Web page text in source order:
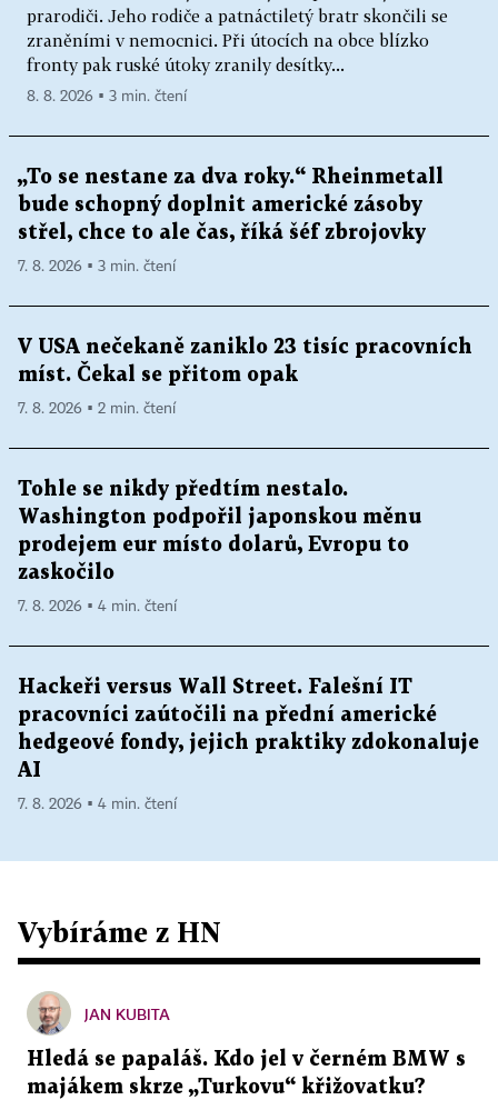
prarodiči. Jeho rodiče a patnáctiletý bratr skončili se
zraněními v nemocnici. Při útocích na obce blízko
fronty pak ruské útoky zranily desítky...
8. 8. 2026 ▪ 3 min. čtení
„To se nestane za dva roky.“ Rheinmetall
bude schopný doplnit americké zásoby
střel, chce to ale čas, říká šéf zbrojovky
7. 8. 2026 ▪ 3 min. čtení
V USA nečekaně zaniklo 23 tisíc pracovních
míst. Čekal se přitom opak
7. 8. 2026 ▪ 2 min. čtení
Tohle se nikdy předtím nestalo.
Washington podpořil japonskou měnu
prodejem eur místo dolarů, Evropu to
zaskočilo
7. 8. 2026 ▪ 4 min. čtení
Hackeři versus Wall Street. Falešní IT
pracovníci zaútočili na přední americké
hedgeové fondy, jejich praktiky zdokonaluje
AI
7. 8. 2026 ▪ 4 min. čtení
Vybíráme z HN
JAN KUBITA
Hledá se papaláš. Kdo jel v černém BMW s
majákem skrze „Turkovu“ křižovatku?